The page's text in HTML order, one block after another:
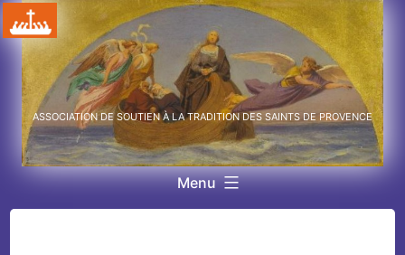
Aller
au
contenu
ASSOCIATION DE SOUTIEN À LA TRADITION DES SAINTS DE PROVENCE
Menu